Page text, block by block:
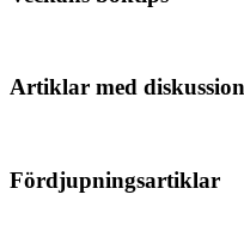
Artiklar med
Fördjupningsartiklar